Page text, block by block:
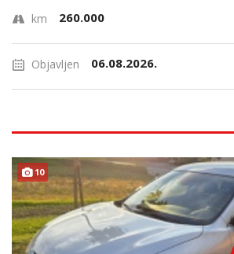
km 260.000
Objavljen 06.08.2026.
10